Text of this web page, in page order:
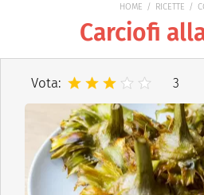
HOME RICETTE
Carciofi
Vota: 3